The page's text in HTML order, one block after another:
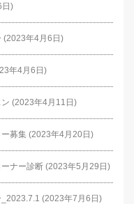
日)
(2023年4月6日)
年4月6日)
(2023年4月11日)
募集 (2023年4月20日)
ナー診断 (2023年5月29日)
(2023年7月6日)